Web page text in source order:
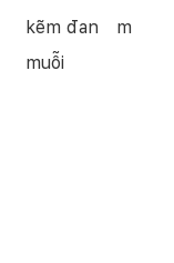
kẽm đan
muỗi
m